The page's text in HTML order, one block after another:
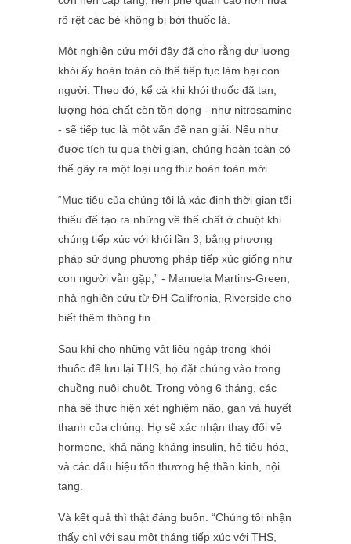
rõ rệt các bé không bị bởi thuốc lá.
Một nghiên cứu mới đây đã cho rằng dư lượng
khói ấy hoàn toàn có thể tiếp tục làm hại con
người. Theo đó, kể cả khi khói thuốc đã tan,
lượng hóa chất còn tồn đọng - như nitrosamine
- sẽ tiếp tục là một vấn đề nan giải. Nếu như
được tích tụ qua thời gian, chúng hoàn toàn có
thể gây ra một loại ung thư hoàn toàn mới.
“Mục tiêu của chúng tôi là xác định thời gian tối
thiểu để tạo ra những về thể chất ở chuột khi
chúng tiếp xúc với khói lần 3, bằng phương
pháp sử dụng phương pháp tiếp xúc giống như
con người vẫn gặp,” - Manuela Martins-Green,
nhà nghiên cứu từ ĐH Califronia, Riverside cho
biết thêm thông tin.
Sau khi cho những vật liệu ngập trong khói
thuốc để lưu lại THS, họ đặt chúng vào trong
chuồng nuôi chuột. Trong vòng 6 tháng, các
nhà sẽ thực hiện xét nghiệm não, gan và huyết
thanh của chúng. Họ sẽ xác nhận thay đổi về
hormone, khả năng kháng insulin, hệ tiêu hóa,
và các dấu hiệu tổn thương hệ thần kinh, nội
tạng.
Và kết quả thì thật đáng buồn. “Chúng tôi nhận
thấy chỉ với sau một tháng tiếp xúc với THS,